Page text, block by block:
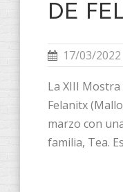
DE
17/03/2022
La XIII Mostra
Felanitx
marzo con
familia, Tea.